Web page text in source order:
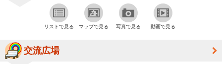
リストで見る マップで見る 写真で見る 動画で見る
交流広場